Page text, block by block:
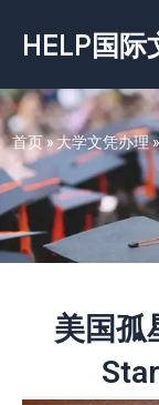
容
HELP国际
首页»大学文凭办理
美国孤